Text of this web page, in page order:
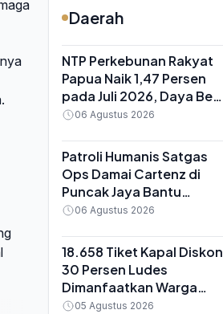
Daerah
NTP Perkebunan Rakyat
Papua Naik 1,47 Persen
pada Juli 2026, Daya Beli
Petani Mulai Membaik
06 Agustus 2026
Patroli Humanis Satgas
Ops Damai Cartenz di
Puncak Jaya Bantu
Warga Panen Kebun,
Masyarakat
06 Agustus 2026
18.658 Tiket Kapal Diskon
30 Persen Ludes
Dimanfaatkan Warga
Papua, Rute Serui hingga
05 Agustus 2026